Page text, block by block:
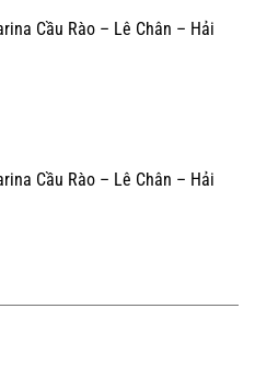
Cầu Rào – Lê Chân – Hải
Cầu Rào – Lê Chân – Hải